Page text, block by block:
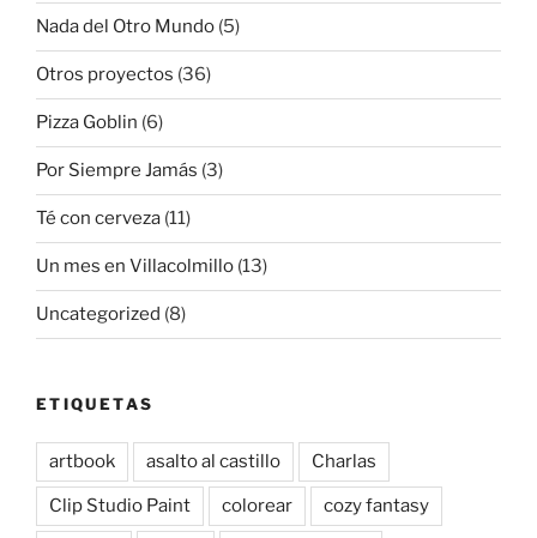
Nada del Otro Mundo (5)
Otros proyectos (36)
Pizza Goblin (6)
Por Siempre Jamás (3)
Té con cerveza (11)
Un mes en Villacolmillo (13)
Uncategorized (8)
ETIQUETAS
artbook asalto al castillo Charlas
Clip Studio Paint colorear cozy fantasy